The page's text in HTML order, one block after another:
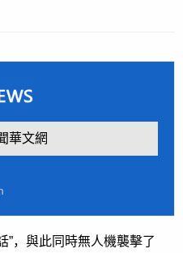
華文網
”，與此同時無人機襲擊了